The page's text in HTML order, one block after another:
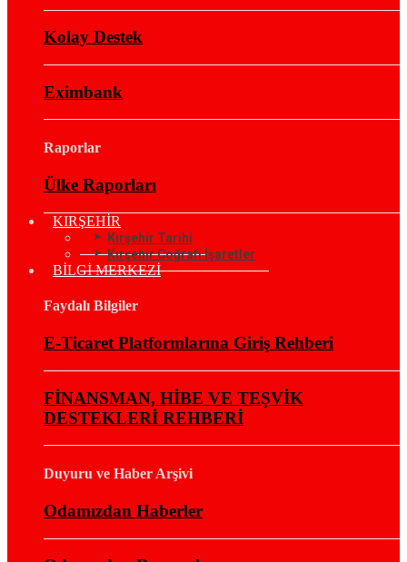
Kolay Destek
Eximbank
Raporlar
Ülke Raporları
KIRŞEHİR
Kırşehir Tarihi
Kırşehir Coğrafi İşaretler
BİLGİ MERKEZİ
Faydalı Bilgiler
E-Ticaret Platformlarına Giriş Rehberi
FİNANSMAN, HİBE VE TEŞVİK
DESTEKLERİ REHBERİ
Duyuru ve Haber Arşivi
Odamızdan Haberler